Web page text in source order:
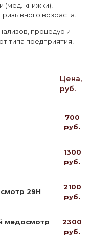
(мед. книжки),
возраста.
процедур и
типа предприятия,
Цена,
руб.
700
руб.
1300
руб.
29Н
2100
руб.
медосмотр
2300
руб.